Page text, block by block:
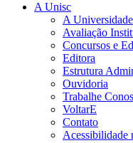
A Unisc
A Universidade
Avaliação
Concursos e
Editora
Estrutura
Ouvidoria
Trabalhe
VoltarE
Contato
Acessibilidade